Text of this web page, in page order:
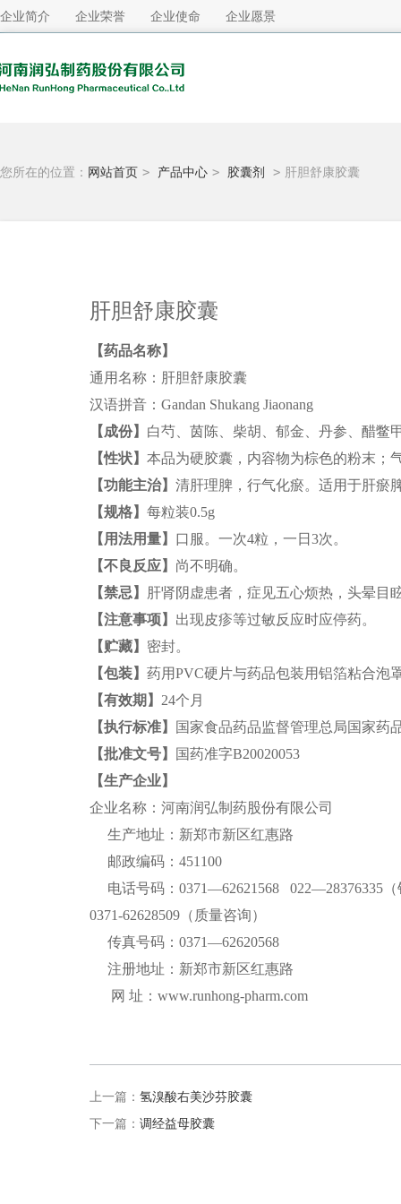
企业简介 企业荣誉 企业使命 企业愿景
您所在的位置： 网站首页 > 产品中心 > 胶囊剂 > 肝胆舒康胶囊
肝胆舒康胶囊
【药品名称】
通用名称：肝胆舒康胶囊
汉语拼音：Gandan Shukang Jiaonang
【成份】 白芍、茵陈、柴胡、郁金、丹参、醋鳖
【性状】 本品为硬胶囊，内容物为棕色的粉末；
【功能主治】 清肝理脾，行气化瘀。适用于肝瘀
【规格】 每粒装0.5g
【用法用量】 口服。一次4粒，一日3次。
【不良反应】 尚不明确。
【禁忌】
肝肾阴虚患者，症见五心烦热，头晕目
【注意事项】 出现皮疹等过敏反应时应停药。
【贮藏】 密封。
【包装】 药用PVC硬片与药品包装用铝箔粘合泡
【有效期】 24个月
【执行标准】
国家食品药品监督管理总局国家药
【批准文号】
国药准字B20020053
【生产企业】
企业名称：河南润弘制药股份有限公司
生产地址：新郑市新区红惠路
邮政编码：451100
电话号码：0371—62621568 022—28376335（
0371-62628509（质量咨询）
传真号码：0371—62620568
注册地址：新郑市新区红惠路
网 址：www.runhong-pharm.com
上一篇： 氢溴酸右美沙芬胶囊
下一篇： 调经益母胶囊